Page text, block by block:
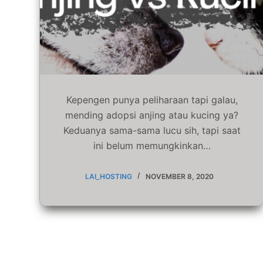
Kepengen punya peliharaan tapi galau,
mending adopsi anjing atau kucing ya?
Keduanya sama-sama lucu sih, tapi saat
ini belum memungkinkan…
LAI_HOSTING NOVEMBER 8, 2020